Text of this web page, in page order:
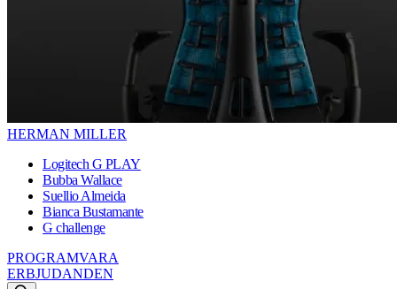
HERMAN MILLER
Logitech G PLAY
Bubba Wallace
Suellio Almeida
Bianca Bustamante
G challenge
PROGRAMVARA
ERBJUDANDEN